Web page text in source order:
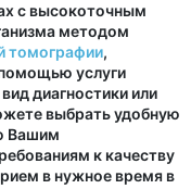
с высокоточным
методом
томографии,
услуги
диагностики или
выбрать удобную
Вашим
к качеству
в нужное время в